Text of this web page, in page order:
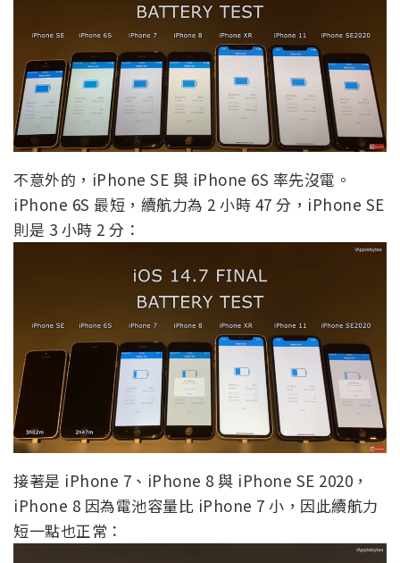
不意外的，iPhone SE 與 iPhone 6S 率先沒電。
iPhone 6S 最短，續航力為 2 小時 47 分，iPhone SE
則是 3 小時 2 分：
接著是 iPhone 7、iPhone 8 與 iPhone SE 2020，
iPhone 8 因為電池容量比 iPhone 7 小，因此續航力
短一點也正常：